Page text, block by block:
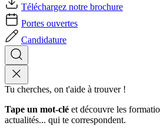
Téléchargez notre brochure
Portes ouvertes
Candidature
Tu cherches, on t'aide à trouver !
Tape un mot-clé et découvre les
actualités... qui te correspondent.